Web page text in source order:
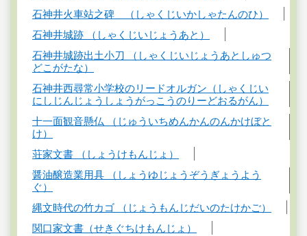
石神井火車站之碑 （しゃくじいかしゃたんのひ）
石神井城跡 （しゃくじいじょうあと）
石神井城跡出土小刀 （しゃくじいじょうあとしゅつ
どこがたな）
石神井西尋常小学校のリードオルガン（しゃくじい
にしじんじょうしょうがっこうのりーどおるがん）
十一面観音懸仏 （じゅういちめんかんのんかけぼと
け）
荘家文書 （しょうけもんじょ）
醤油醸造業用具 （しょうゆじょうぞうぎょうよう
ぐ）
縄文時代の竹カゴ （じょうもんじだいのたけかご）
関口家文書（せきぐちけもんじょ）